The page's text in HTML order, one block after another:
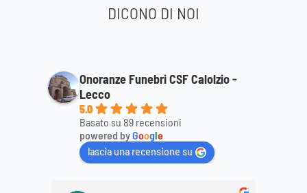
DICONO DI NOI
Onoranze Funebri CSF Calolzio -
Lecco
5.0
Basato su 89 recensioni
powered byGoogle
lascia una recensione su